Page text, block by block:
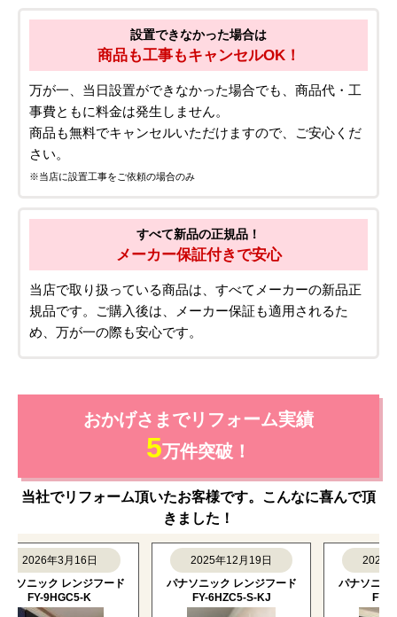
設置できなかった場合は
商品も工事もキャンセルOK！
万が一、当日設置ができなかった場合でも、商品代・工
事費ともに料金は発生しません。
商品も無料でキャンセルいただけますので、ご安心くだ
さい。
※当店に設置工事をご依頼の場合のみ
すべて新品の正規品！
メーカー保証付きで安心
当店で取り扱っている商品は、すべてメーカーの新品正
規品です。ご購入後は、メーカー保証も適用されるた
め、万が一の際も安心です。
おかげさまでリフォーム実績
5万件突破！
当社でリフォーム頂いたお客様です。こんなに喜んで頂
きました！
2026年3月16日
ニック レンジフード
FY-9HGC5-K
2025年12月19日
パナソニック レンジフード
FY-6HZC5-S-KJ
2025年11
パナソニック
FY-